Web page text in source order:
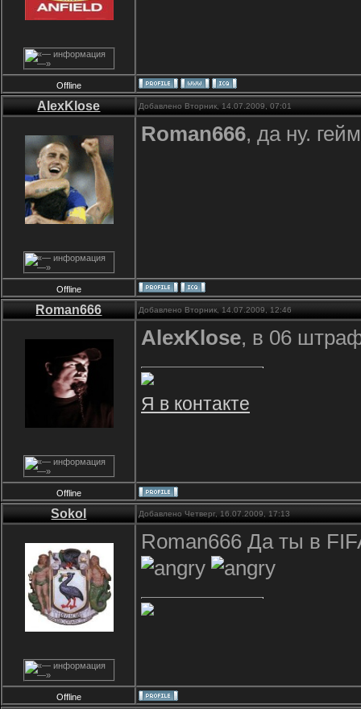
Offline
AlexKlose Добавлено Вторник, 14.07.2009, 07:01
Roman666, да ну.
Offline
Roman666 Добавлено Вторник, 14.07.2009, 12:46
AlexKlose, в 06
Я в контакте
Offline
Sokol Добавлено Четверг, 16.07.2009, 17:13
Roman666 Да ты в
Offline